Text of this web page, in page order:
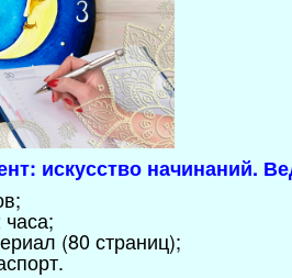
искусство начинаний.
(80 страниц);